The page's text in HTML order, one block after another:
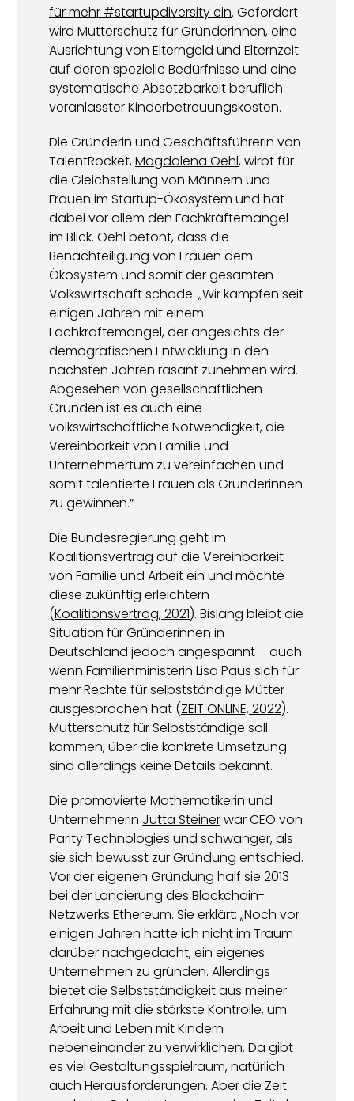
für mehr #startupdiversity ein. Gefordert
wird Mutterschutz für Gründerinnen, eine
Ausrichtung von Elterngeld und Elternzeit
auf deren spezielle Bedürfnisse und eine
systematische Absetzbarkeit beruflich
veranlasster Kinderbetreuungskosten.
Die Gründerin und Geschäftsführerin von
TalentRocket,Magdalena Oehl, wirbt für
die Gleichstellung von Männern und
Frauen im Startup-Ökosystem und hat
dabei vor allem den Fachkräftemangel
im Blick. Oehl betont, dass die
Benachteiligung von Frauen dem
Ökosystem und somit der gesamten
Volkswirtschaft schade: „Wir kämpfen seit
einigen Jahren mit einem
Fachkräftemangel, der angesichts der
demografischen Entwicklung in den
nächsten Jahren rasant zunehmen wird.
Abgesehen von gesellschaftlichen
Gründen ist es auch eine
volkswirtschaftliche Notwendigkeit, die
Vereinbarkeit von Familie und
Unternehmertum zu vereinfachen und
somit talentierte Frauen als Gründerinnen
zu gewinnen.“
Die Bundesregierung geht im
Koalitionsvertrag auf die Vereinbarkeit
von Familie und Arbeit ein und möchte
diese zukünftig erleichtern
(Koalitionsvertrag, 2021). Bislang bleibt die
Situation für Gründerinnen in
Deutschland jedoch angespannt – auch
wenn Familienministerin Lisa Paus sich für
mehr Rechte für selbstständige Mütter
ausgesprochen hat (ZEIT ONLINE, 2022).
Mutterschutz für Selbstständige soll
kommen, über die konkrete Umsetzung
sind allerdings keine Details bekannt.
Die promovierte Mathematikerin und
Unternehmerin Jutta Steinerwar CEO von
Parity Technologies und schwanger, als
sie sich bewusst zur Gründung entschied.
Vor der eigenen Gründung half sie 2013
bei der Lancierung des Blockchain-
Netzwerks Ethereum. Sie erklärt: „Noch vor
einigen Jahren hatte ich nicht im Traum
darüber nachgedacht, ein eigenes
Unternehmen zu gründen. Allerdings
bietet die Selbstständigkeit aus meiner
Erfahrung mit die stärkste Kontrolle, um
Arbeit und Leben mit Kindern
nebeneinander zu verwirklichen. Da gibt
es viel Gestaltungsspielraum, natürlich
auch Herausforderungen. Aber die Zeit